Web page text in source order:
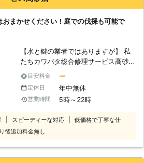
なくなってしまった。家や土地を売却
らない、などです。きちんと管理する
ます。近隣トラブルを防止するためと
思って、前向きに伐採を検討すること
も大事です。庭木の大きさ、太さにも
よりますが、伐採作業には時間がかか
ることもありますので、計画的にご検
討ください。
おまかせください！庭での伐採も可能で
【水と鍵の業者ではありますが】 私
たちカワバタ総合修理サービス高砂店
はトイレの詰まりや鍵開けなどを取り
扱ってきました。しかし、これら以外
にもできることは多数あるのです。伐
採はその中の1つとして皆さまにご利
い庭木がありましたら、ぜひとも私た
ちに伐採をおまかせください。得意な
目安料金 ー
定休日 年中無休
営業時間 5時～22時
スピーディーな対応
低価格で丁寧な仕
後追加料金無し